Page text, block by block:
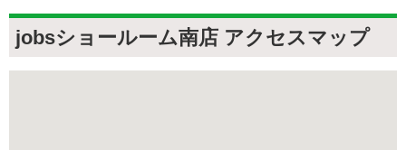
jobsショールーム南店 アクセスマップ